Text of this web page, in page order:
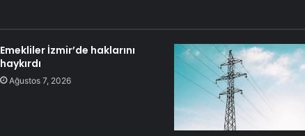
Emekliler İzmir’de haklarını
haykırdı
Ağustos 7, 2026